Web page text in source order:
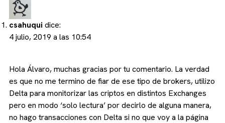
csahuqui dice:
4 julio, 2019 a las 10:54
Hola Álvaro, muchas gracias por tu comentario. La verdad
es que no me termino de fiar de ese tipo de brokers, utilizo
Delta para monitorizar las criptos en distintos Exchanges
pero en modo ‘solo lectura’ por decirlo de alguna manera,
no hago transacciones con Delta si no que voy a la página